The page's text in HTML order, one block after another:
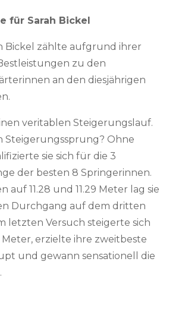
für Sarah Bickel
Bickel zählte aufgrund ihrer
zu den
an den diesjährigen
veritablen Steigerungslauf.
Steigerungssprung? Ohne
sie sich für die 3
der besten 8 Springerinnen.
auf 11.28 und 11.29 Meter lag sie
Durchgang auf dem dritten
letzten Versuch steigerte sich
Meter, erzielte ihre zweitbeste
und gewann sensationell die